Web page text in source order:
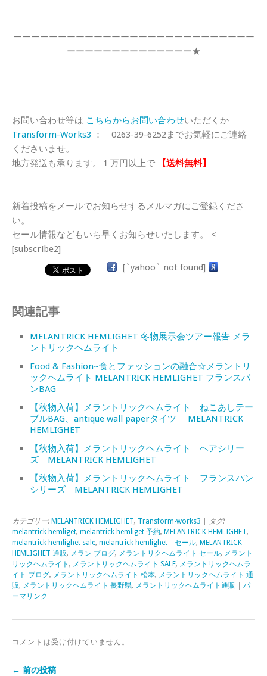
ーーーーーーーーーーーーーーーーーーーーーーーーーーー
ーーーーーーーーーーーーーー★
お問い合わせ等は こちらからお問い合わせいただくか
Transform-Works3 ： 0263-39-6252までお気軽にご連絡
くださいませ。
地方発送も承ります。１万円以上で
【送料無料】
新着投稿をメールでお知らせするメルマガにご登録くださ
い。
セール情報などもいち早くお知らせいたします。 <
[subscribe2]
[`yahoo` not found]
関連記事
MELANTRICK HEMLIGHET 冬物展示会ツアー報告 メラ
ントリックヘムライト
Food & Fashion~食とファッションの融合☆メラントリ
ックヘムライト MELANTRICK HEMLIGHET フランスパ
ンBAG
【秋物入荷】メラントリックヘムライト ねこあしテー
ブルBAG、antique wall paperタイツ MELANTRICK
HEMLIGHET
【秋物入荷】メラントリックヘムライト ヘアシリー
ズ MELANTRICK HEMLIGHET
【秋物入荷】メラントリックヘムライト フランスパン
シリーズ MELANTRICK HEMLIGHET
カテゴリー: MELANTRICK HEMLIGHET, Transform-works3 | タグ:
melantrick hemliget, melantrick hemliget 予約, MELANTRICK HEMLIGHET,
melantrick hemlighet sale, melantrick hemlighet セール, MELANTRICK
HEMLIGHET 通販, メラン ブログ, メラントリクヘムライト セール, メラント
リックヘムライト , メラントリックヘムライト SALE, メラントリックヘムラ
イト ブログ, メラントリックヘムライト 松本, メラントリックヘムライト 通
販, メラントリックヘムライト 長野県, メラントリックヘムライト通販
パ
ーマリンク
コメントは受け付けていません。
← 前の投稿